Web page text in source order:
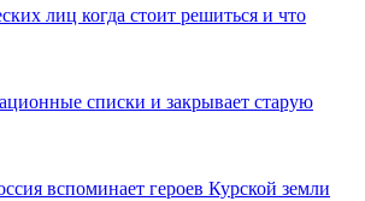
лиц когда стоит решиться и что
списки и закрывает старую
вспоминает героев Курской земли